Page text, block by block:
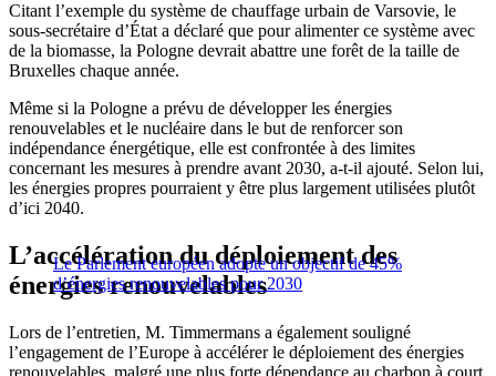
Citant l’exemple du système de chauffage urbain de Varsovie, le
sous-secrétaire d’État a déclaré que pour alimenter ce système avec
de la biomasse, la Pologne devrait abattre une forêt de la taille de
Bruxelles chaque année.
Même si la Pologne a prévu de développer les énergies
renouvelables et le nucléaire dans le but de renforcer son
indépendance énergétique, elle est confrontée à des limites
concernant les mesures à prendre avant 2030, a-t-il ajouté. Selon lui,
les énergies propres pourraient y être plus largement utilisées plutôt
d’ici 2040.
Le Parlement européen adopte un objectif de 45%
d’énergies renouvelables pour 2030
L’accélération du déploiement des
énergies renouvelables
Lors de l’entretien, M. Timmermans a également souligné
l’engagement de l’Europe à accélérer le déploiement des énergies
renouvelables, malgré une plus forte dépendance au charbon à court